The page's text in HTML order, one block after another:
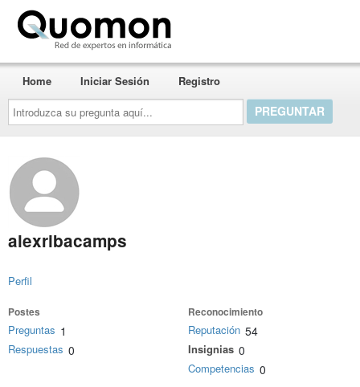
Introduzca
su
pregunta
aquí...
Home Iniciar Sesión Registro
alexribacamps
Perfil
Postes
Preguntas 1
Respuestas 0
Reconocimiento
Reputación 54
Insignias 0
Competencias 0